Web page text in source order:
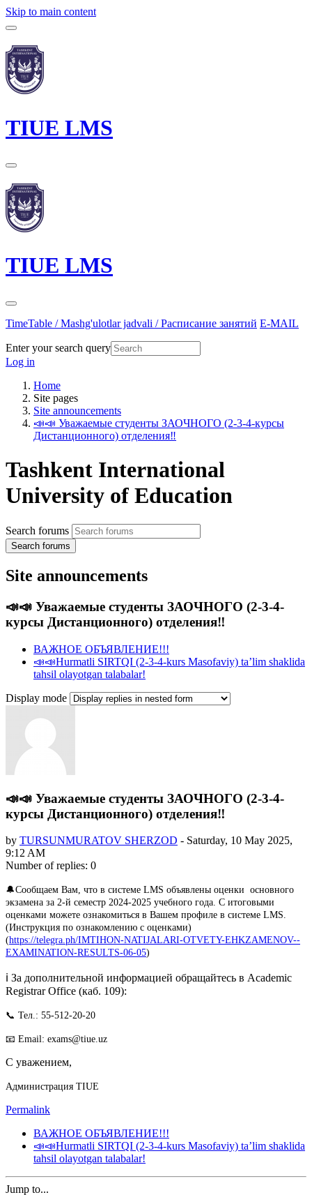
Skip to main content
TIUE LMS
TIUE LMS
TimeTable / Mashg'ulotlar jadvali / Расписание занятий E-MAIL
Enter your search query
Log in
Home
Site pages
Site announcements
📣📣 Уважаемые студенты ЗАОЧНОГО (2-3-4-курсы
Дистанционного) отделения‼️
Tashkent International
University of Education
Search forums
Search forums
Site announcements
📣📣 Уважаемые студенты ЗАОЧНОГО (2-3-4-
курсы Дистанционного) отделения‼️
ВАЖНОЕ ОБЪЯВЛЕНИЕ!!!
📣📣Hurmatli SIRTQI (2-3-4-kurs Masofaviy) taʼlim shaklida
tahsil olayotgan talabalar!
Display mode
📣📣 Уважаемые студенты ЗАОЧНОГО (2-3-4-
курсы Дистанционного) отделения‼️
by TURSUNMURATOV SHERZOD - Saturday, 10 May 2025,
9:12 AM
Number of replies: 0
🔔Сообщаем Вам, что в системе LMS объявлены оценки основного
экзамена за 2-й семестр 2024-2025 учебного года. С итоговыми
оценками можете ознакомиться в Вашем профиле в системе LMS.
(Инструкция по ознакомлению с оценками)
(https://telegra.ph/IMTIHON-NATIJALARI-OTVETY-EHKZAMENOV--
EXAMINATION-RESULTS-06-05)
ℹ️ За дополнительной информацией обращайтесь в Academic
Registrar Office (каб. 109):
📞 Тел.: 55-512-20-20
📧 Email: exams@tiue.uz
С уважением,
Администрация TIUE
Permalink
ВАЖНОЕ ОБЪЯВЛЕНИЕ!!!
📣📣Hurmatli SIRTQI (2-3-4-kurs Masofaviy) taʼlim shaklida
tahsil olayotgan talabalar!
Jump to...